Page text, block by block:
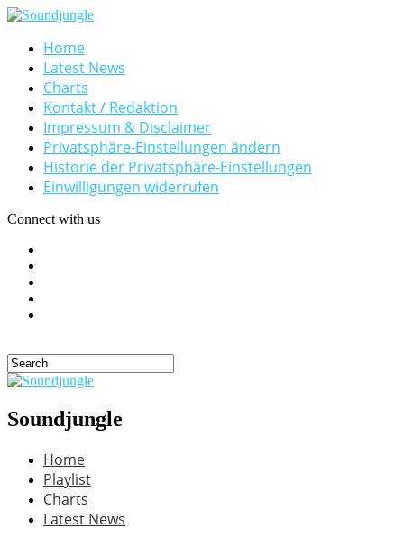
Home
Latest News
Charts
Kontakt / Redaktion
Impressum & Disclaimer
Privatsphäre-Einstellungen ändern
Historie der Privatsphäre-Einstellungen
Einwilligungen widerrufen
Connect with us
Soundjungle
Home
Playlist
Charts
Latest News